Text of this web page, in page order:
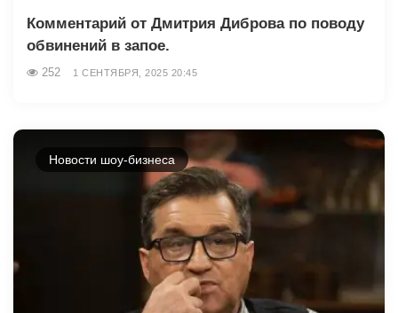
Комментарий от Дмитрия Диброва по поводу
обвинений в запое.
252 1 СЕНТЯБРЯ, 2025 20:45
Новости шоу-бизнеса